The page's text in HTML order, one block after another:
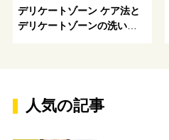
デリケートゾーン ケア法と
デリケートゾーンの洗い方
人気の記事